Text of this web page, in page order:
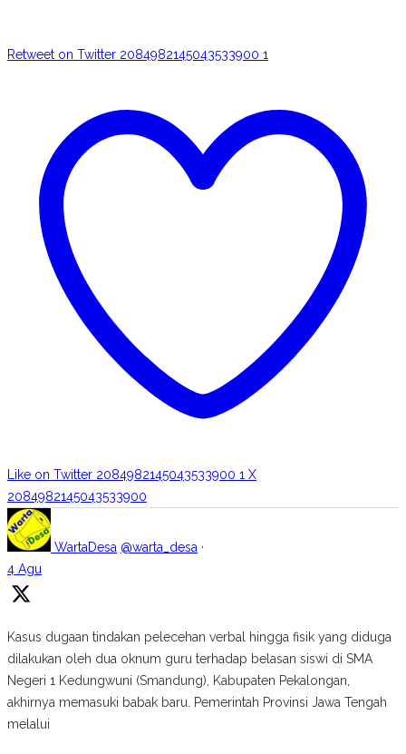
Retweet on Twitter 2084982145043533900 1
Like on Twitter 2084982145043533900 1 X
2084982145043533900
WartaDesa @warta_desa ·
4 Agu
Kasus dugaan tindakan pelecehan verbal hingga fisik yang diduga
dilakukan oleh dua oknum guru terhadap belasan siswi di SMA
Negeri 1 Kedungwuni (Smandung), Kabupaten Pekalongan,
akhirnya memasuki babak baru. Pemerintah Provinsi Jawa Tengah
melalui